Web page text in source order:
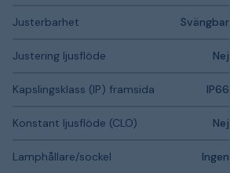
Justerbarhet Svängbar
Justering ljusflöde Nej
Kapslingsklass (IP) framsida IP66
Konstant ljusflöde (CLO) Nej
Lamphållare/sockel Ingen